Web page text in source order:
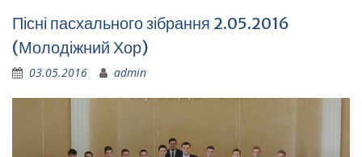
Пісні пасхального зібрання 2.05.2016
(Молодіжний Хор)
03.05.2016 admin